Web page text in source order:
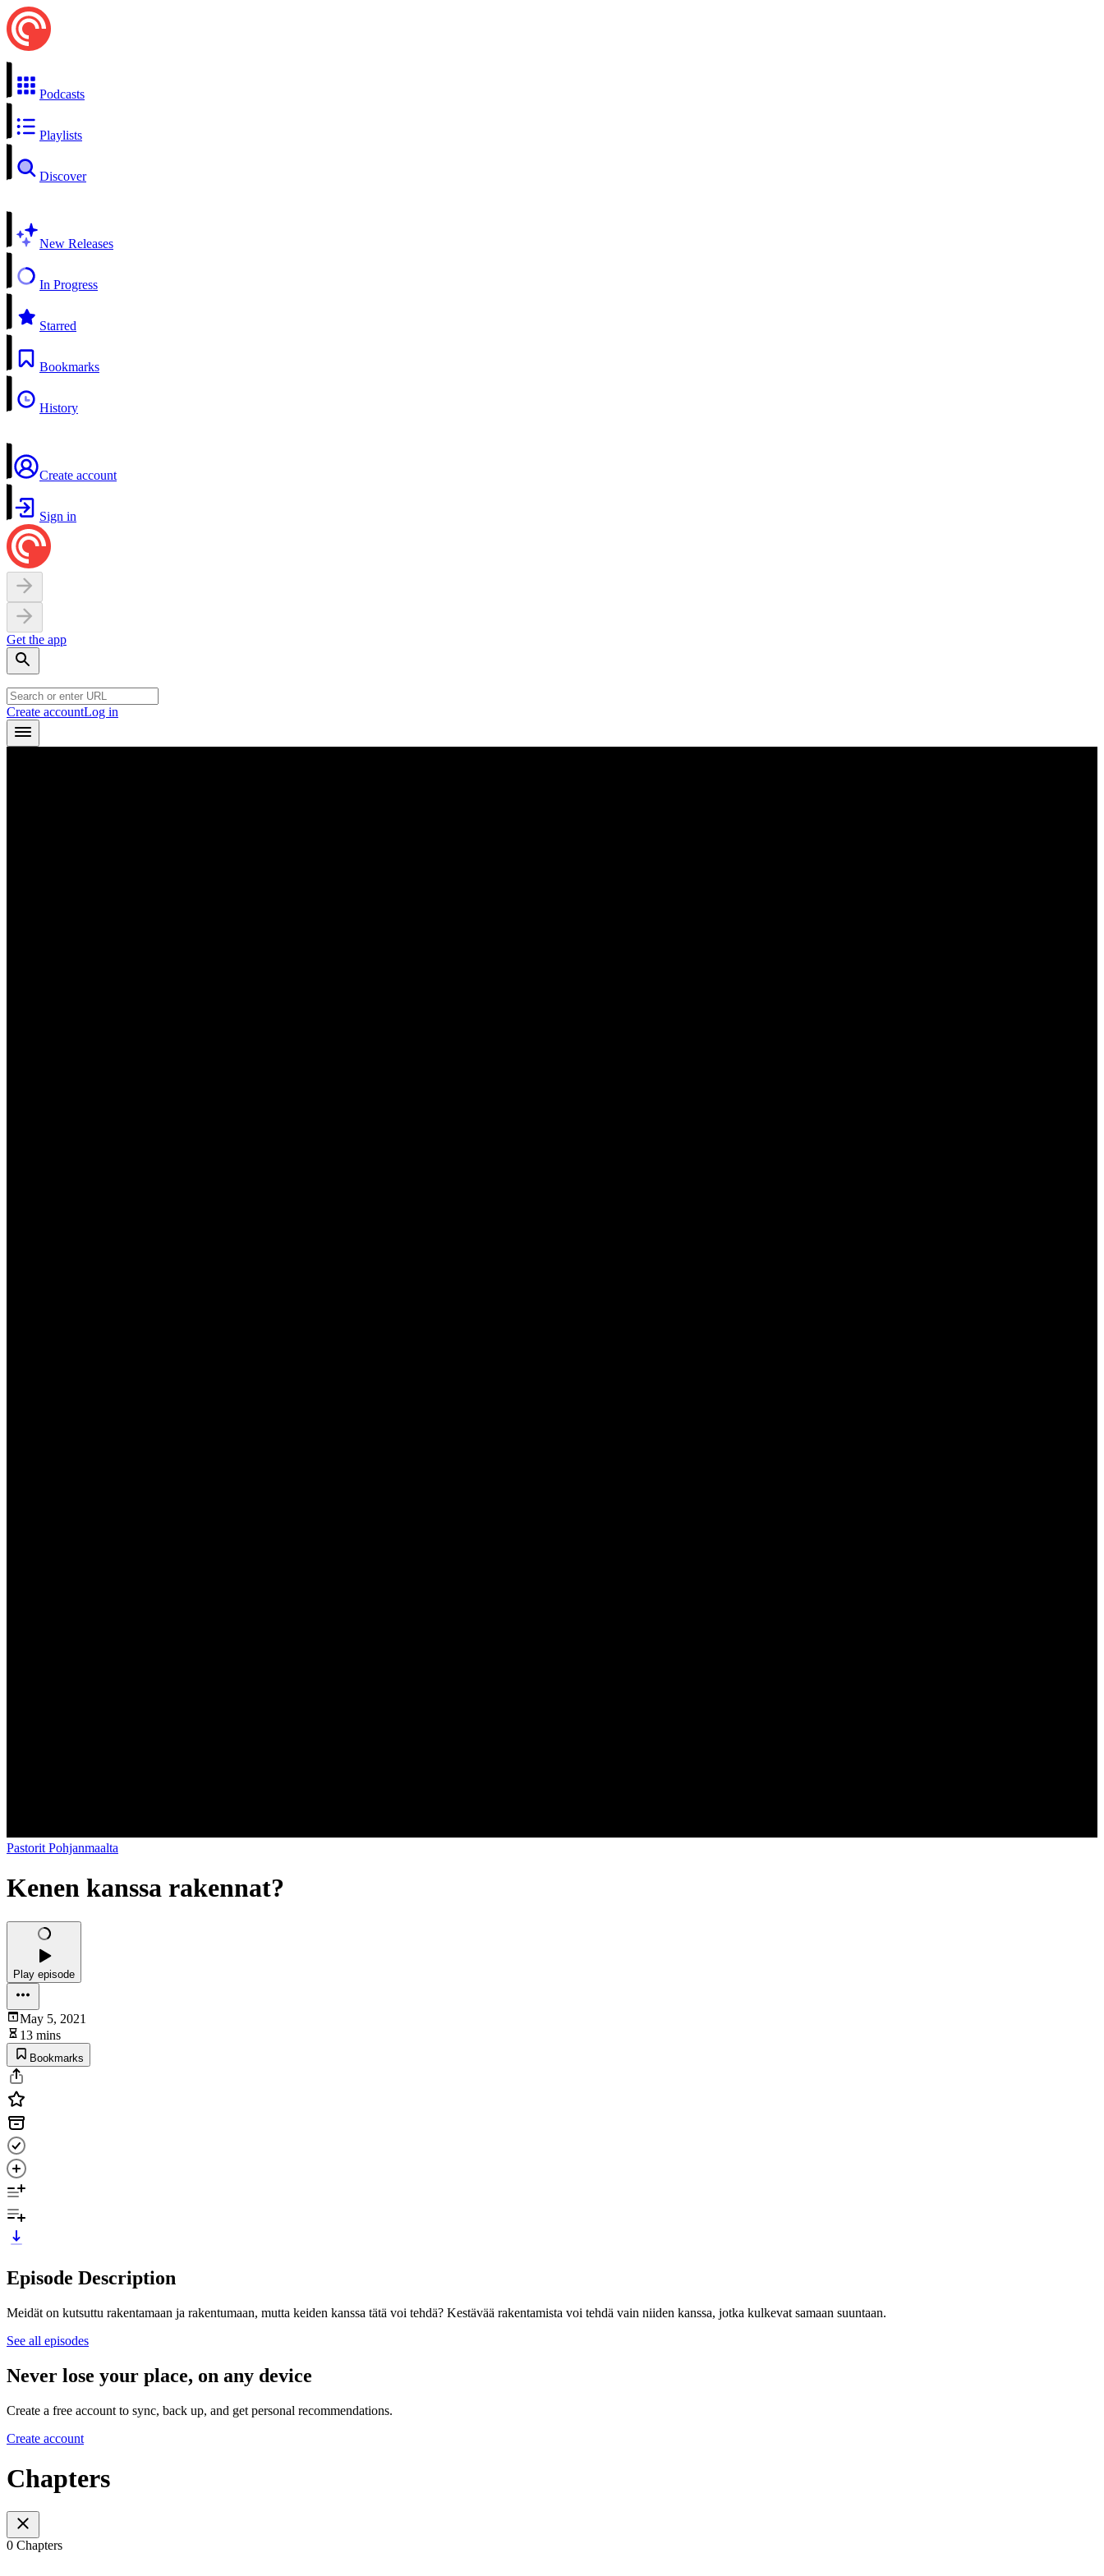
Podcasts
Playlists
Discover
New Releases
In Progress
Starred
Bookmarks
History
Create account
Sign in
Get the app
Create accountLog in
Pastorit Pohjanmaalta
Kenen kanssa rakennat?
Play episode
May 5, 2021
13 mins
Bookmarks
Episode Description
Meidät on kutsuttu rakentamaan ja rakentumaan, mutta keiden kanssa tätä voi tehdä? Kestävää rakentamista voi tehdä vain niiden kanssa, jotka kulkevat samaan suuntaan.
See all episodes
Never lose your place, on any device
Create a free account to sync, back up, and get personal recommendations.
Create account
Chapters
0 Chapters